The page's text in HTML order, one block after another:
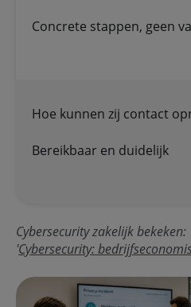
Concrete stappen, geen
Hoe kunnen zij contact
Bereikbaar en duidelijk
Cybersecurity zakelijk bekeken:
'Cybersecurity: